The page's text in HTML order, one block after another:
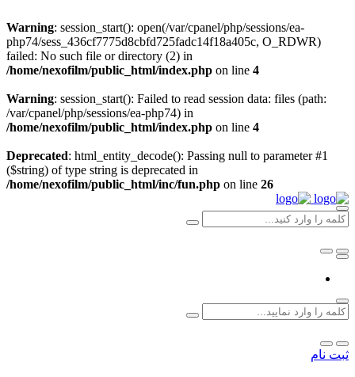
Warning: session_start(): open(/var/cpanel/php/sessions/ea-
php74/sess_436cf7775d8cbfd725fadc14f18a405c, O_RDWR)
failed: No such file or directory (2) in
/home/nexofilm/public_html/index.php on line 4
Warning: session_start(): Failed to read session data: files (path:
/var/cpanel/php/sessions/ea-php74) in
/home/nexofilm/public_html/index.php on line 4
Deprecated: html_entity_decode(): Passing null to parameter #1
($string) of type string is deprecated in
/home/nexofilm/public_html/inc/fun.php on line 26
ثبت نام